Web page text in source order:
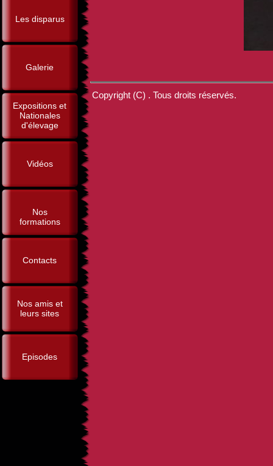
Les disparus
Galerie
Expositions et
Nationales
d'élevage
Vidéos
Nos
formations
Contacts
Nos amis et
leurs sites
Episodes
Copyright (C) . Tous droits réservés.